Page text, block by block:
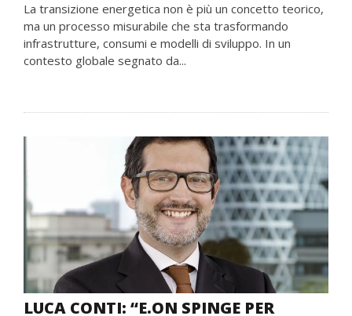
La transizione energetica non è più un concetto teorico,
ma un processo misurabile che sta trasformando
infrastrutture, consumi e modelli di sviluppo. In un
contesto globale segnato da...
LUCA CONTI: “E.ON SPINGE PER